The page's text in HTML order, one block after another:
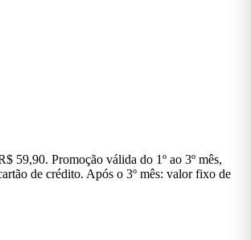
59,90. Promoção válida do 1º ao 3º mês,
de crédito. Após o 3º mês: valor fixo de